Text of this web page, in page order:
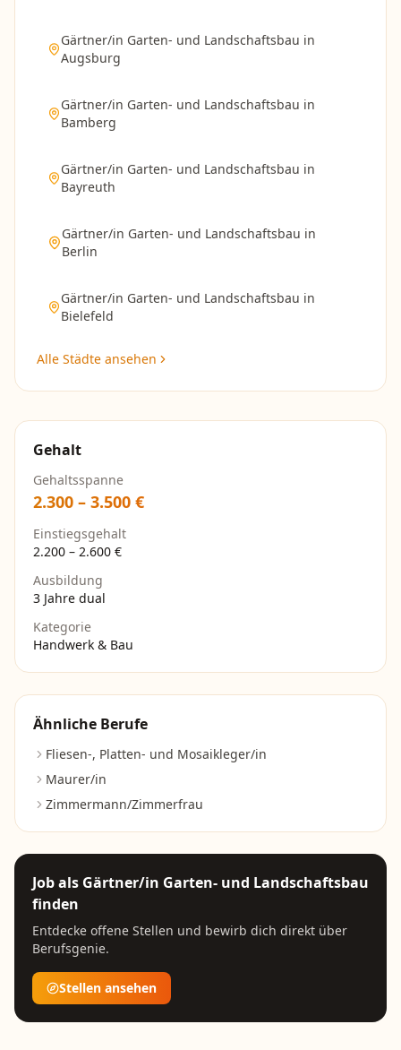
Gärtner/in Garten- und Landschaftsbau in
Augsburg
Gärtner/in Garten- und Landschaftsbau in
Bamberg
Gärtner/in Garten- und Landschaftsbau in
Bayreuth
Gärtner/in Garten- und Landschaftsbau in
Berlin
Gärtner/in Garten- und Landschaftsbau in
Bielefeld
Alle Städte ansehen
Gehalt
Gehaltsspanne
2.300 – 3.500 €
Einstiegsgehalt
2.200 – 2.600 €
Ausbildung
3 Jahre dual
Kategorie
Handwerk & Bau
Ähnliche Berufe
Fliesen-, Platten- und Mosaikleger/in
Maurer/in
Zimmermann/Zimmerfrau
Job als Gärtner/in Garten- und Landschaftsbau
finden
Entdecke offene Stellen und bewirb dich direkt über
Berufsgenie.
Stellen ansehen